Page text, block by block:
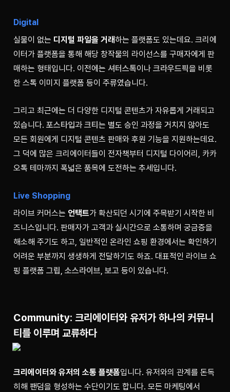
Digital
실물이 없는 디지털 파일을 거래하는 플랫폼도 있는데요. 크리에
이터가 플랫폼을 통해 해당 창작물의 라이선스를 구매자에게 판
매하는 형태입니다. 이전에는 셔터스톡이나 크라우드픽을 비롯
한 스톡 이미지 플랫폼 등이 주류였습니다.
그리고 최근에는 더 다양한 디지털 콘텐츠가 자유롭게 거래되고
있습니다. 포스타입과 크티 는 별도 승인 과정을 거치지 않아도
모든 회원에게 디지털 콘텐츠 판매와 후원 기능을 지원하는데요.
그 덕에 많은 크리에이터들이 전자책부터 디지털 다이어리, 카카
오톡 테마까지 폭넓은 품목에 도전하는 추세입니다.
Live Shopping
라이브 커머스는 언택트가 확산되던 시기에 주목받기 시작한 비
즈니스입니다. 판매자가 고객과 실시간으로 소통하며 궁금증을
해소해 주기도 하고, 일반적인 온라인 쇼핑 환경에서는 확인하기
어려운 부분까지 생생하게 전달하기도 하죠. 대표적인 라이브 쇼
핑 플랫폼 그립, 소스라이브, 보고 등이 있습니다.
Community: 크리에이터와 유저가 하나의 커뮤니
티를 이루며 교류하다
크리에이터와 유저의 소통 플랫폼입니다. 유저와의 관계를 돈독
히해 팬덤을 형성하는 수단이기도 합니다. 모든 마케팅에서